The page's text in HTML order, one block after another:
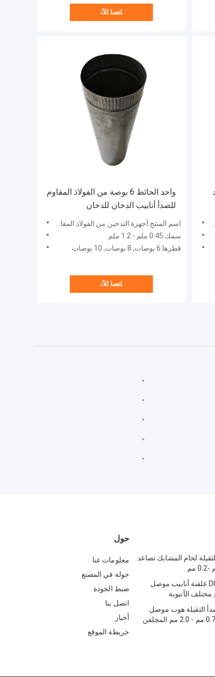
ﺎﺘﺼﻟ ﺍﻶﻧ
واحد الحائط 6 بوصة من الفولاذ المقاوم
للصدأ أنابيب الدخان للدخان
اسم المنتج:أجهزة التدخين من الفولاذ المقاوم للصدأ
سمك:0.45 ملم - 1.2 ملم
قطرها:6 بوصات, 8 بوصات, 10 بوصات
ﺎﺘﺼﻟ ﺍﻶﻧ
حول
معلومات عنا
جولة في المصنع
ضبط الجودة
اتصل بنا
أخبار
خريطة الموقع
لحام المشابك تصاعد
DIA80MM-500MM غلفنة أنابيب موصل
الأنبوبة
الثقيلة هوب موصل
الأنابيب المشبك ، 0.7 مم - 2.0 مم المجلفن